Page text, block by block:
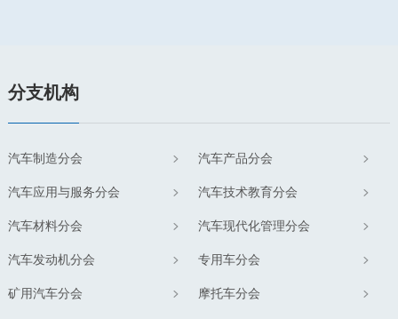
分支机构
汽车制造分会 汽车产品分会
汽车应用与服务分会 汽车技术教育分会
汽车材料分会 汽车现代化管理分会
汽车发动机分会 专用车分会
矿用汽车分会 摩托车分会